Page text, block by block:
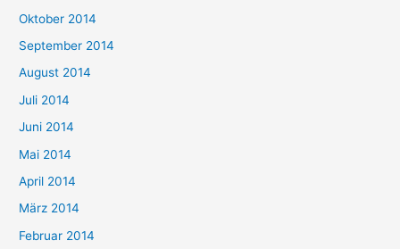
Oktober 2014
September 2014
August 2014
Juli 2014
Juni 2014
Mai 2014
April 2014
März 2014
Februar 2014